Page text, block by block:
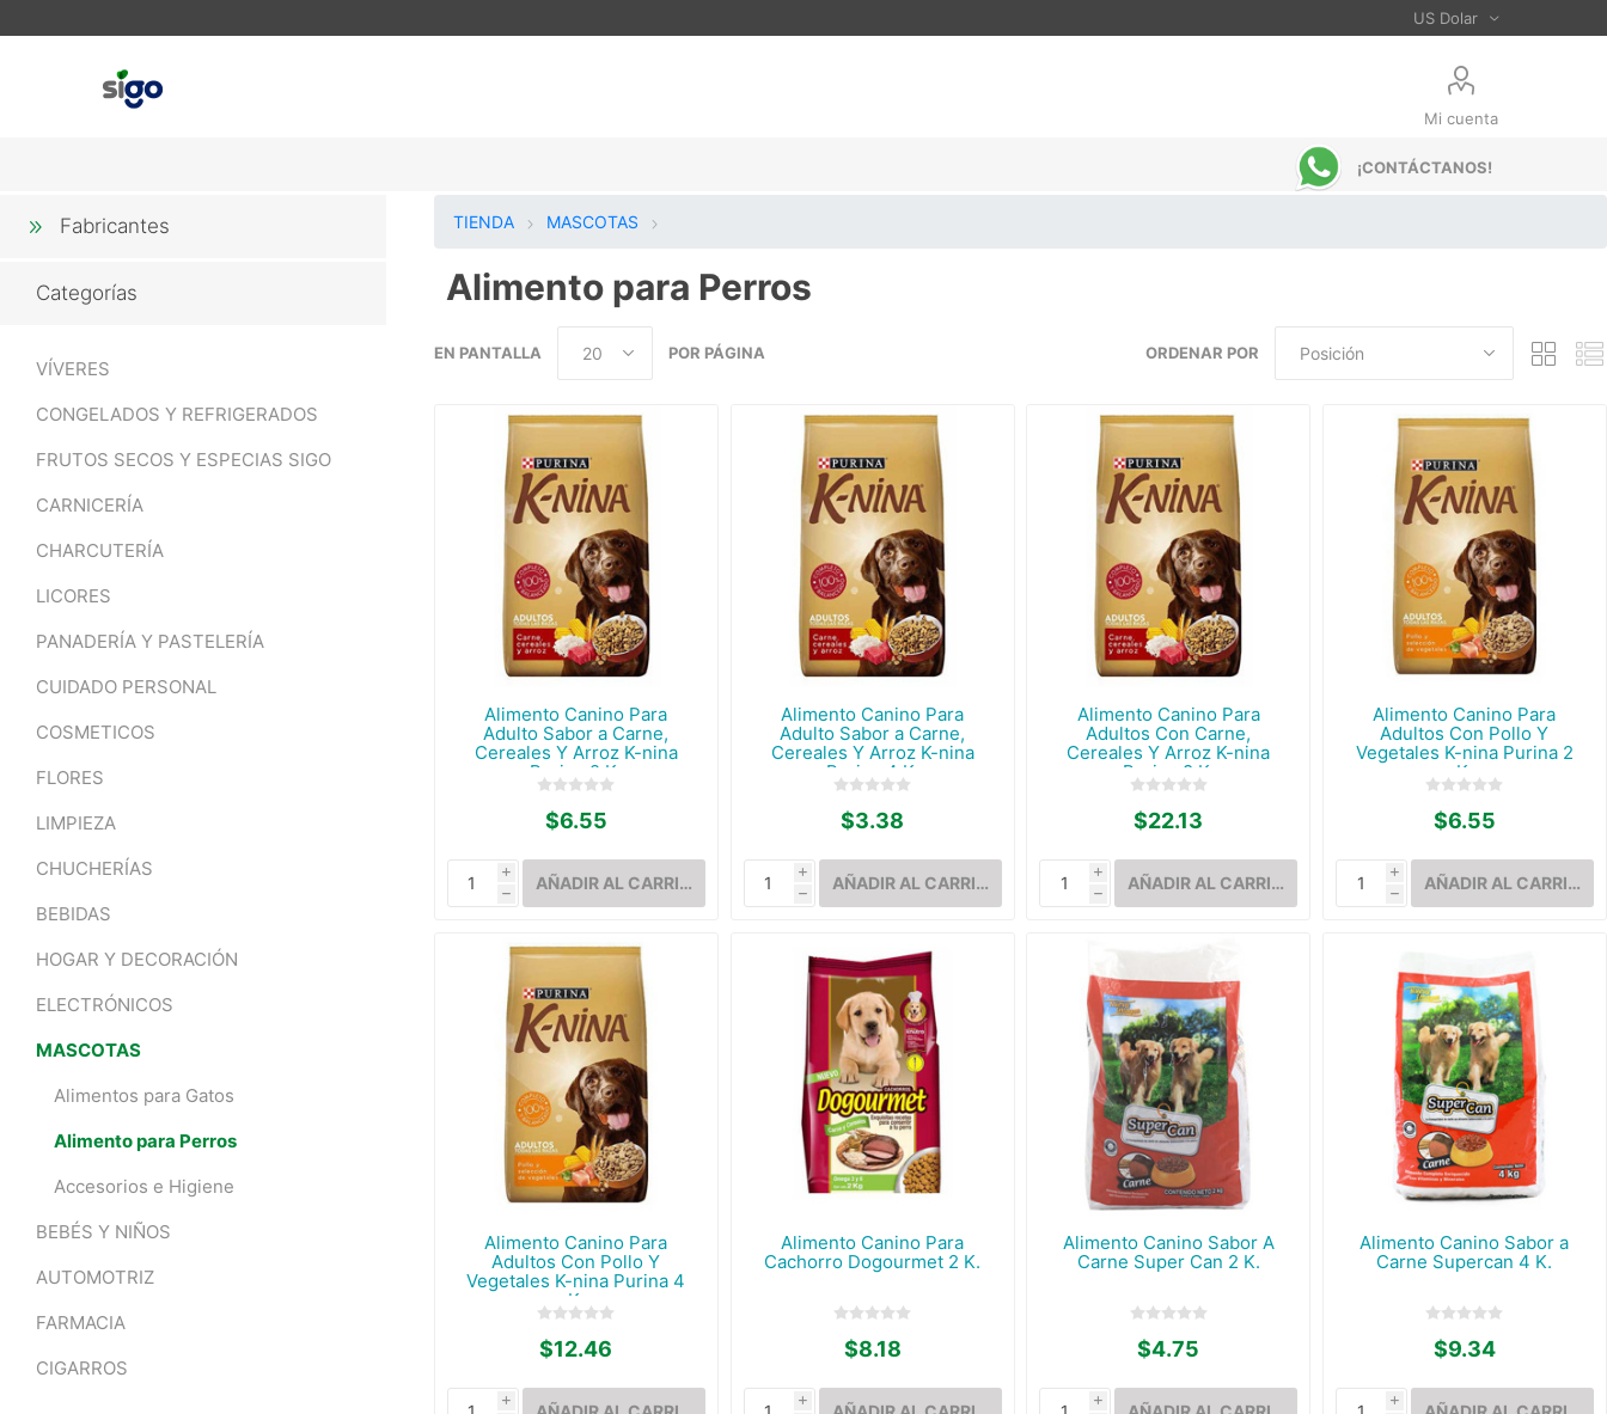
Mi cuenta
¡CONTÁCTANOS!
TIENDA MASCOTAS
Alimento para Perros
ORDENAR POR
EN PANTALLA POR PÁGINA
Alimento Canino Para
Adulto Sabor a Carne,
Cereales Y Arroz K-nina
Purina 2 K.
$6.55
i
h
Alimento Canino Para
Adulto Sabor a Carne,
Cereales Y Arroz K-nina
Purina 4 K.
$3.38
i
h
Alimento Canino Para
Adultos Con Carne,
Cereales Y Arroz K-nina
Purina 8 K.
$22.13
i
h
Alimento Canino Para
Adultos Con Pollo Y
Vegetales K-nina Purina 2
K.
$6.55
i
h
Alimento Canino Para
Adultos Con Pollo Y
Vegetales K-nina Purina 4
K.
$12.46
i
Alimento Canino Para
Cachorro Dogourmet 2 K.
$8.18
i
Alimento Canino Sabor A
Carne Super Can 2 K.
$4.75
i
Alimento Canino Sabor a
Carne Supercan 4 K.
$9.34
i
Fabricantes
Categorías
VÍVERES
CONGELADOS Y REFRIGERADOS
FRUTOS SECOS Y ESPECIAS SIGO
CARNICERÍA
CHARCUTERÍA
LICORES
PANADERÍA Y PASTELERÍA
CUIDADO PERSONAL
COSMETICOS
FLORES
LIMPIEZA
CHUCHERÍAS
BEBIDAS
HOGAR Y DECORACIÓN
ELECTRÓNICOS
MASCOTAS
Alimentos para Gatos
Alimento para Perros
Accesorios e Higiene
BEBÉS Y NIÑOS
AUTOMOTRIZ
FARMACIA
CIGARROS